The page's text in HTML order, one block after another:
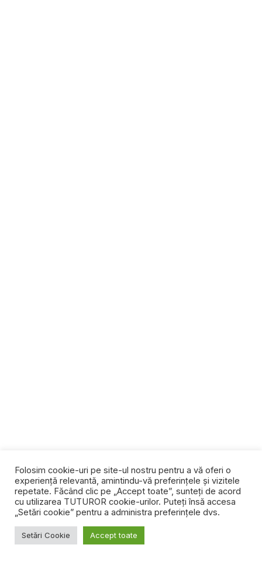
Folosim cookie-uri pe site-ul nostru pentru a vă oferi o
experiență relevantă, amintindu-vă preferințele și vizitele
repetate. Făcând clic pe „Accept toate”, sunteți de acord
cu utilizarea TUTUROR cookie-urilor. Puteți însă accesa
„Setări cookie” pentru a administra preferințele dvs.
Setări Cookie Accept toate